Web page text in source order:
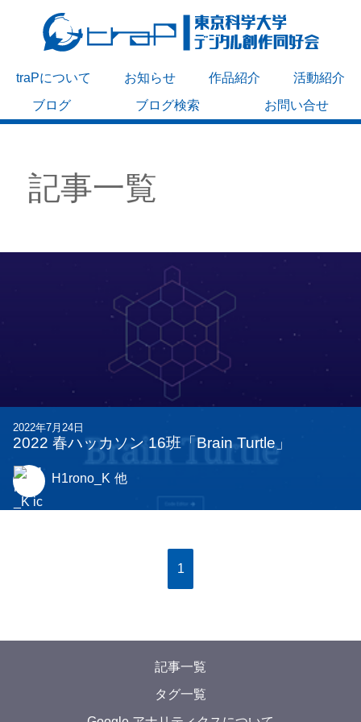
traPについて お知らせ 作品紹介
活動紹介
ブログ
ブログ検索 お問い合せ
記事一覧
2022年7月24日
2022 春ハッカソン 16班「Brain Turtle」
H1rono_K 他
1
記事一覧
タグ一覧